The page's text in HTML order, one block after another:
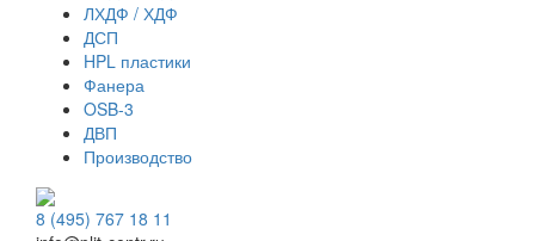
ЛХДФ / ХДФ
ДСП
HPL пластики
Фанера
OSB-3
ДВП
Производство
8 (495) 767 18 11